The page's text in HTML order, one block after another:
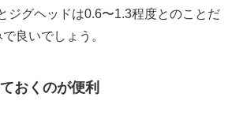
ジグヘッドは0.6〜1.3程度とのことだ
良いでしょう。
おくのが便利